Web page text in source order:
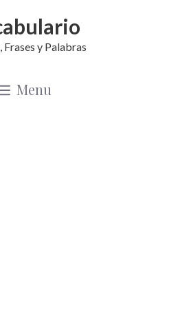
Frases y Palabras
Menu